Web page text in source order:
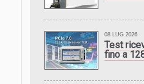
08 LUG 2026
Test
fino a